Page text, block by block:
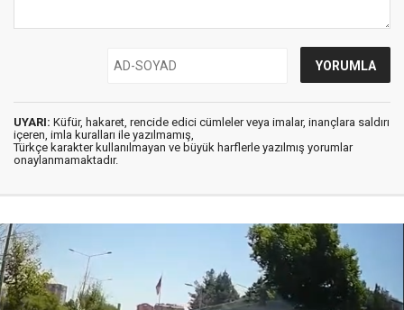
UYARI: Küfür, hakaret, rencide edici cümleler veya imalar, inançlara saldırı
içeren, imla kuralları ile yazılmamış,
Türkçe karakter kullanılmayan ve büyük harflerle yazılmış yorumlar
onaylanmamaktadır.